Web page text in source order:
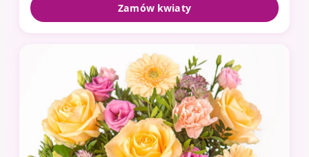
Zamów kwiaty